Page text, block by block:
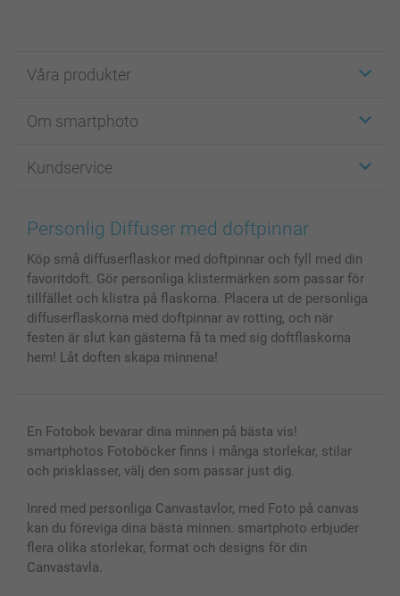
Våra produkter
Fotokort
Fotoböcker
Bilder, Fotoförstoring & Fotohäften
Skal till Mobil & Surfplatta
MyNameBook
Fotoalmanackor & Fotoagenda
Fotoramar & Tillbehör
Presentkort
Alla fotoprodukter
Om smartphoto
För affiliates
Cookie Policy
Villkor och garantier
Investor Relations
Kundservice
smartgaranti
smartbonus
Priser & betalning
Status på beställningar
Personlig Diffuser med doftpinnar
Köp små diffuserflaskor med doftpinnar och fyll med din
favoritdoft. Gör personliga klistermärken som passar för
tillfället och klistra på flaskorna. Placera ut de personliga
diffuserflaskorna med doftpinnar av rotting, och när
festen är slut kan gästerna få ta med sig doftflaskorna
hem! Låt doften skapa minnena!
En Fotobok bevarar dina minnen på bästa vis!
smartphotos Fotoböcker finns i många storlekar, stilar
och prisklasser, välj den som passar just dig.
Inred med personliga Canvastavlor, med Foto på canvas
kan du föreviga dina bästa minnen. smartphoto erbjuder
flera olika storlekar, format och designs för din
Canvastavla.